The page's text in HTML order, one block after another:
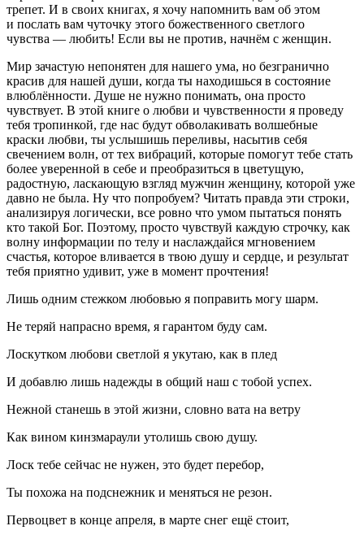
трепет. И в своих книгах, я хочу напомнить вам об этом
и послать вам чуточку этого божественного светлого
чувства — любить! Если вы не против, начнём с женщин.
Мир зачастую непонятен для нашего ума, но безгранично
красив для нашей души, когда ты находишься в состояние
влюблённости. Душе не нужно понимать, она просто
чувствует. В этой книге о любви и чувственности я проведу
тебя тропинкой, где нас будут обволакивать волшебные
краски любви, ты услышишь переливы, насытив себя
свечением волн, от тех вибраций, которые помогут тебе стать
более уверенной в себе и преобразиться в цветущую,
радостную, ласкающую взгляд мужчин женщину, которой уже
давно не была. Ну что попробуем? Читать правда эти строки,
анализируя логически, все ровно что умом пытаться понять
кто такой Бог. Поэтому, просто чувствуй каждую строчку, как
волну информации по телу и наслаждайся мгновением
счастья, которое вливается в твою душу и сердце, и результат
тебя приятно удивит, уже в момент прочтения!
Лишь одним стежком любовью я поправить могу шарм.
Не теряй напрасно время, я гарантом буду сам.
Лоскутком любови светлой я укутаю, как в плед
И добавлю лишь надежды в общий наш с тобой успех.
Нежной станешь в этой жизни, словно вата на ветру
Как вином кинзмараули утолишь свою душу.
Лоск тебе сейчас не нужен, это будет перебор,
Ты похожа на подснежник и меняться не резон.
Первоцвет в конце апреля, в марте снег ещё стоит,